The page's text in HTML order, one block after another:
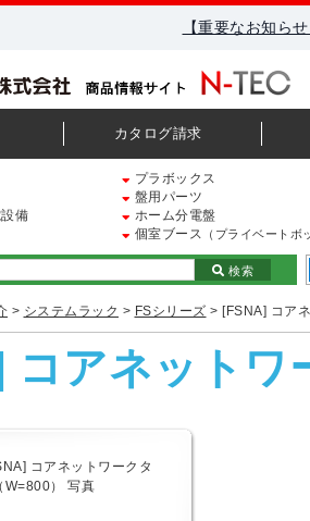
【重要なお知ら
カタログ請求
プラボックス
盤用パーツ
備
ホーム分電盤
個室ブース （プライベートボ
検索
> システムラック > FSシリーズ > [FSNA] コア
コアネット